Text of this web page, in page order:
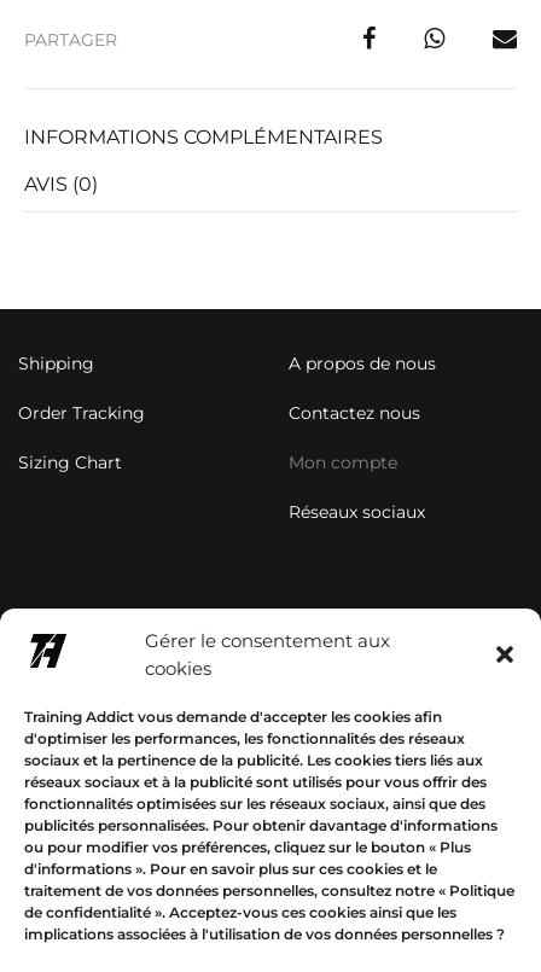
Gérer le consentement aux
cookies
Training Addict vous demande d'accepter les cookies afin
d'optimiser les performances, les fonctionnalités des réseaux
sociaux et la pertinence de la publicité. Les cookies tiers liés aux
réseaux sociaux et à la publicité sont utilisés pour vous offrir des
fonctionnalités optimisées sur les réseaux sociaux, ainsi que des
publicités personnalisées. Pour obtenir davantage d'informations
ou pour modifier vos préférences, cliquez sur le bouton « Plus
d'informations ». Pour en savoir plus sur ces cookies et le
traitement de vos données personnelles, consultez notre « Politique
de confidentialité ». Acceptez-vous ces cookies ainsi que les
implications associées à l'utilisation de vos données personnelles ?
PARTAGER
INFORMATIONS COMPLÉMENTAIRES
AVIS (0)
Shipping
Order Tracking
Sizing Chart
A propos de nous
Contactez nous
Mon compte
Réseaux sociaux
p.com
Mon compte
EUR